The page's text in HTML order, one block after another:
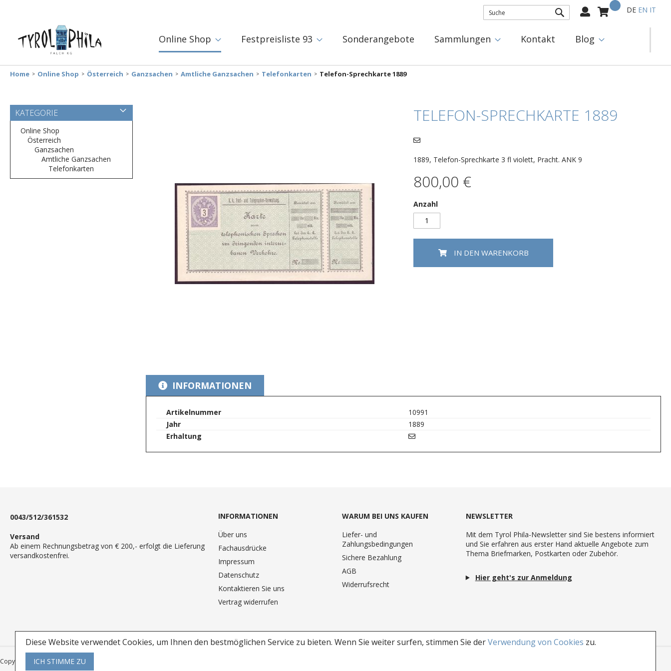
Diese Website verwendet Cookies, um Ihnen den bestmöglichen Service zu bieten. Wenn Sie weiter surfen, stimmen Sie derVerwendung von Cookies zu.
ICH STIMME ZU
Mein Warenkorb
Select
DE EN IT
Online Shop Festpreisliste 93 Sonderangebote Sammlungen Kontakt Blog
Home Online Shop Österreich Ganzsachen Amtliche Ganzsachen Telefonkarten Telefon-Sprechkarte 1889
TELEFON-SPRECHKARTE 1889
1889, Telefon-Sprechkarte 3 fl violett, Pracht. ANK 9
800,00 €
Anzahl
IN DEN WARENKORB
Anfang
Bildergalerie
INFORMATIONEN
Mehr
Informationen
Artikelnummer
10991
Jahr
1889
Erhaltung
KATEGORIE
Online Shop
Österreich
Ganzsachen
Amtliche Ganzsachen
Telefonkarten
0043/512/361532
Versand
Ab einem Rechnungsbetrag von € 200,- erfolgt die Lieferung
versandkostenfrei.
INFORMATIONEN
Über uns
Fachausdrücke
Impressum
Datenschutz
Kontaktieren Sie uns
Vertrag widerrufen
WARUM BEI UNS KAUFEN
Liefer- und
Zahlungsbedingungen
Sichere Bezahlung
AGB
Widerrufsrecht
NEWSLETTER
Mit dem Tyrol Phila-Newsletter sind Sie bestens informiert
und Sie erfahren aus erster Hand aktuelle Angebote zum
Thema Briefmarken, Postkarten oder Zubehör.
Hier geht's zur Anmeldung
Copyright